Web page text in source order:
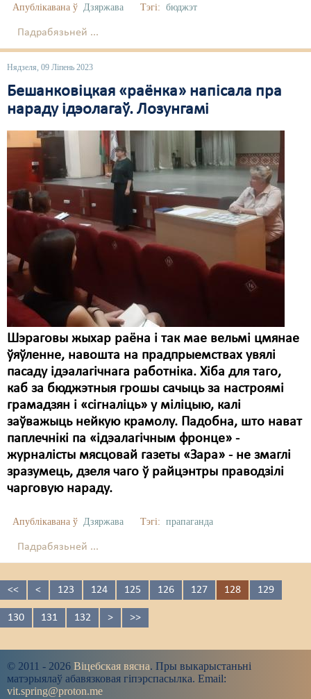
Апублікавана ў Дзяржава Тэгі: бюджэт
Падрабязьней ...
Нядзеля, 09 Ліпень 2023
Бешанковіцкая «раёнка» напісала пра
нараду ідэолагаў. Лозунгамі
Шэраговы жыхар раёна і так мае вельмі цмянае
ўяўленне, навошта на прадпрыемствах увялі
пасаду ідэалагічнага работніка. Хіба для таго,
каб за бюджэтныя грошы сачыць за настроямі
грамадзян і «сігналіць» у міліцыю, калі
заўважыць нейкую крамолу. Падобна, што нават
паплечнікі па «ідэалагічным фронце» -
журналісты мясцовай газеты «Зара» - не змаглі
зразумець, дзеля чаго ў райцэнтры праводзілі
чарговую нараду.
Апублікавана ў Дзяржава Тэгі: прапаганда
Падрабязьней ...
<< < 123 124 125 126 127 128 129
130 131 132 > >>
© 2011 - 2026 Віцебская вясна. Пры выкарыстаньні
матэрыялаў абавязковая гіпэрспасылка. Email:
vit.spring@proton.me